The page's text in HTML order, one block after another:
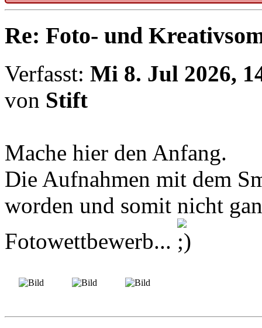
Re: Foto- und
Verfasst: Mi 8. Jul 2026,
von Stift
Mache hier den Anfang.
Die Aufnahmen mit dem
worden und somit nicht
Fotowettbewerb...